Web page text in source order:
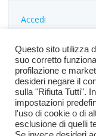
Accedi
Feed dei commenti
WordPress.org
Questo sito utilizza
suo corretto
profilazione e
desideri negare il
sulla "Rifiuta Tutti".
impostazioni
l'uso di cookie o di
esclusione di quelli